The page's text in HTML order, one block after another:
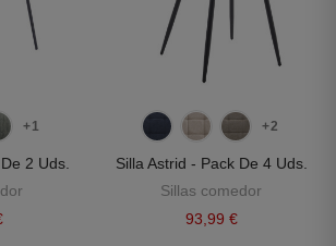
+1
2 Uds.
+2
Silla Astrid - Pack De 4 Uds.
Sillas comedor
93,99 €